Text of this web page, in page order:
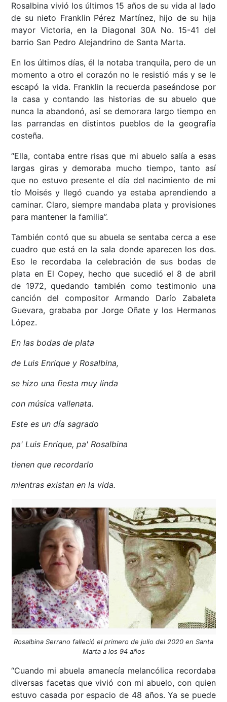
Rosalbina vivió los últimos 15 años de su vida al lado
de su nieto Franklin Pérez Martínez, hijo de su hija
mayor Victoria, en la Diagonal 30A No. 15-41 del
barrio San Pedro Alejandrino de Santa Marta.
En los últimos días, él la notaba tranquila, pero de un
momento a otro el corazón no le resistió más y se le
escapó la vida. Franklin la recuerda paseándose por
la casa y contando las historias de su abuelo que
nunca la abandonó, así se demorara largo tiempo en
las parrandas en distintos pueblos de la geografía
costeña.
“Ella, contaba entre risas que mi abuelo salía a esas
largas giras y demoraba mucho tiempo, tanto así
que no estuvo presente el día del nacimiento de mi
tío Moisés y llegó cuando ya estaba aprendiendo a
caminar. Claro, siempre mandaba plata y provisiones
para mantener la familia”.
También contó que su abuela se sentaba cerca a ese
cuadro que está en la sala donde aparecen los dos.
Eso le recordaba la celebración de sus bodas de
plata en El Copey, hecho que sucedió el 8 de abril
de 1972, quedando también como testimonio una
canción del compositor Armando Darío Zabaleta
Guevara, grababa por Jorge Oñate y los Hermanos
López.
En las bodas de plata
de Luis Enrique y Rosalbina,
se hizo una fiesta muy linda
con música vallenata.
Este es un día sagrado
pa' Luis Enrique, pa' Rosalbina
tienen que recordarlo
mientras existan en la vida.
Rosalbina Serrano falleció el primero de julio del 2020 en Santa
Marta a los 94 años
“Cuando mi abuela amanecía melancólica recordaba
diversas facetas que vivió con mi abuelo, con quien
estuvo casada por espacio de 48 años. Ya se puede